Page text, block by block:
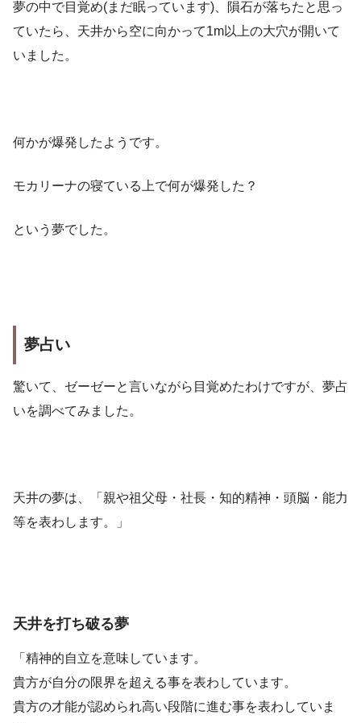
夢の中で目覚め(まだ眠っています)、隕石が落ちたと思っ
ていたら、天井から空に向かって1m以上の大穴が開いて
いました。
何かが爆発したようです。
モカリーナの寝ている上で何が爆発した？
という夢でした。
夢占い
驚いて、ゼーゼーと言いながら目覚めたわけですが、夢占
いを調べてみました。
天井の夢は、「親や祖父母・社長・知的精神・頭脳・能力
等を表わします。」
天井を打ち破る夢
「精神的自立を意味しています。
貴方が自分の限界を超える事を表わしています。
貴方の才能が認められ高い段階に進む事を表わしていま